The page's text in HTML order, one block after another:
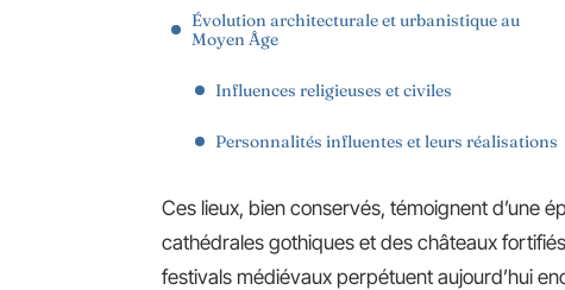
Évolution architecturale et urbanistique au
Moyen Âge
Influences religieuses et civiles
Personnalités influentes et leurs réalisations
Ces lieux, bien conservés, témoignent d’une
cathédrales gothiques et des châteaux
festivals médiévaux perpétuent aujourd’hui